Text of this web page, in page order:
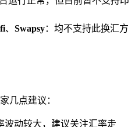
、 Swapsy：均不支持此换汇方
几点建议：
波动较大，建议关注汇率走